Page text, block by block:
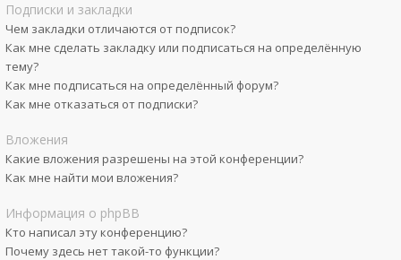
Подписки и закладки
Чем закладки отличаются от подписок?
Как мне сделать закладку или подписаться на определённую
тему?
Как мне подписаться на определённый форум?
Как мне отказаться от подписки?
Вложения
Какие вложения разрешены на этой конференции?
Как мне найти мои вложения?
Информация о phpBB
Кто написал эту конференцию?
Почему здесь нет такой-то функции?